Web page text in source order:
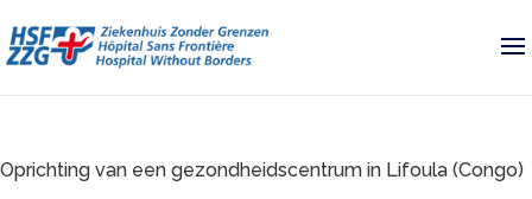
Oprichting van een gezondheidscentrum in Lifoula (Congo)